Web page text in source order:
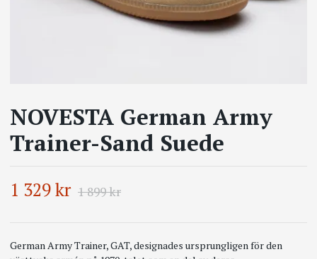
NOVESTA German Army
Trainer-Sand Suede
1 329 kr 1 899 kr
German Army Trainer, GAT, designades ursprungligen för den